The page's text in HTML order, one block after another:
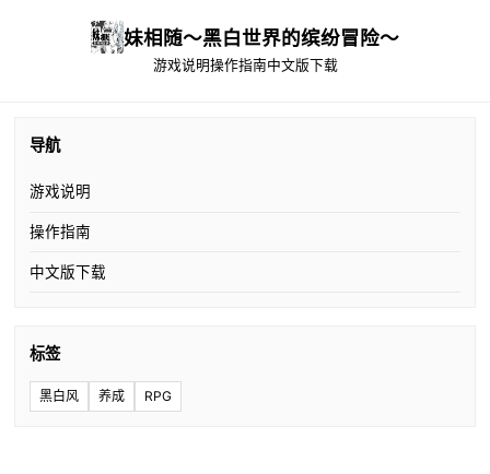
妹相随～黑白世界的缤纷冒险～
游戏说明操作指南中文版下载
导航
游戏说明
操作指南
中文版下载
标签
黑白风 养成 RPG